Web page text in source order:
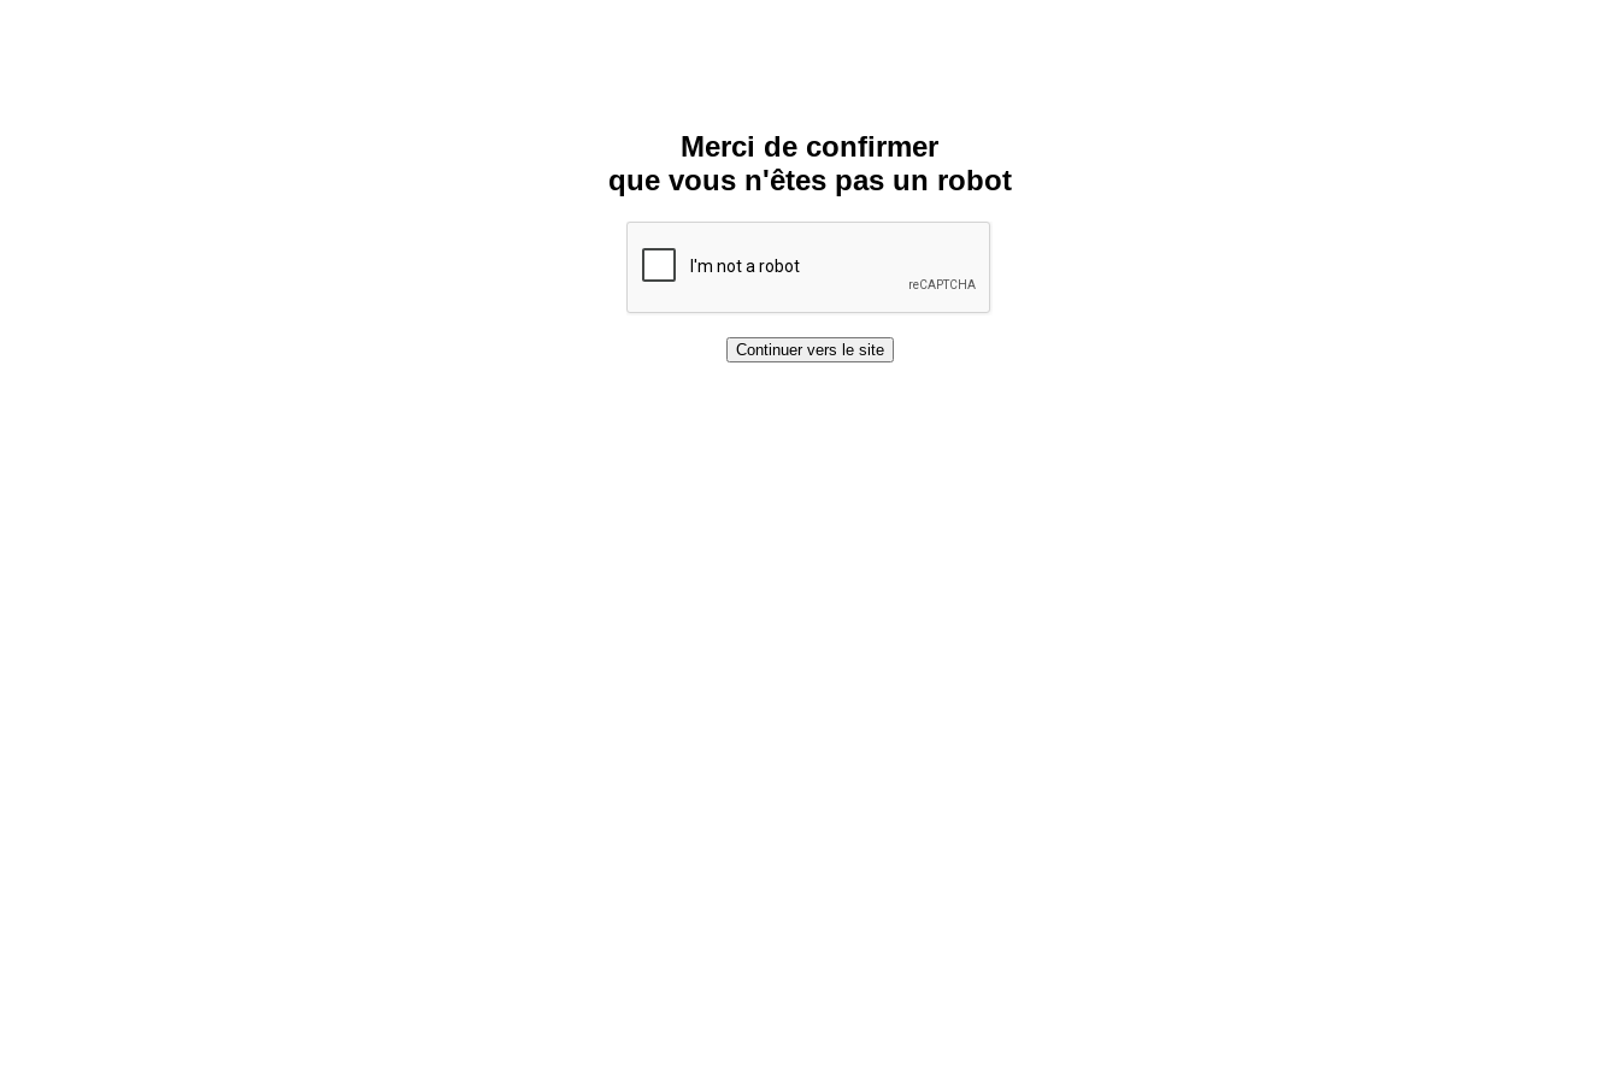
Merci de confirmer
que vous n'êtes pas un robot
Continuer vers le site